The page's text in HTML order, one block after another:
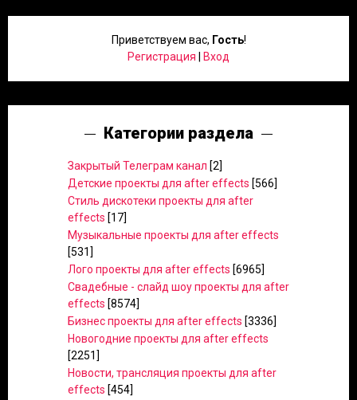
Приветствуем вас, Гость!
Регистрация
Вход
Категории раздела
Закрытый Телеграм канал [2]
Детские проекты для after effects [566]
Стиль дискотеки проекты для after
effects [17]
Музыкальные проекты для after effects
[531]
Лого проекты для after effects [6965]
Свадебные - слайд шоу проекты для after
effects [8574]
Бизнес проекты для after effects [3336]
Новогодние проекты для after effects
[2251]
Новости, трансляция проекты для after
effects [454]